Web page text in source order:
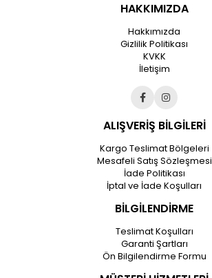
HAKKIMIZDA
Hakkımızda
Gizlilik Politikası
KVKK
İletişim
ALIŞVERİŞ BİLGİLERİ
Kargo Teslimat Bölgeleri
Mesafeli Satış Sözleşmesi
İade Politikası
İptal ve İade Koşulları
BİLGİLENDİRME
Teslimat Koşulları
Garanti Şartları
Ön Bilgilendirme Formu